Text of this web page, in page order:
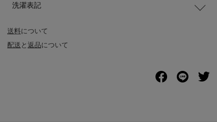
送料について
配送と返品について
洗濯表記